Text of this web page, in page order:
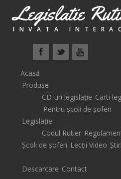
Legislatie
INVATA
Acasă
Produse
CD-uri legislație Carti
Pentru școli de șoferi
Legislație
Codul Rutier
Școli de șoferi Lecții Video Știri
Descarcare Contact